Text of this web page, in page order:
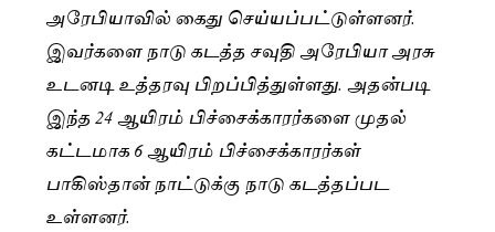
அரேபியாவில் கைது செய்யப்பட்டுள்ளனர்.
இவர்களை நாடு கடத்த சவுதி அரேபியா அரசு
உடனடி உத்தரவு பிறப்பித்துள்ளது. அதன்படி
இந்த 24 ஆயிரம் பிச்சைக்காரர்களை முதல்
கட்டமாக 6 ஆயிரம் பிச்சைக்காரர்கள்
பாகிஸ்தான் நாட்டுக்கு நாடு கடத்தப்பட
உள்ளனர்.